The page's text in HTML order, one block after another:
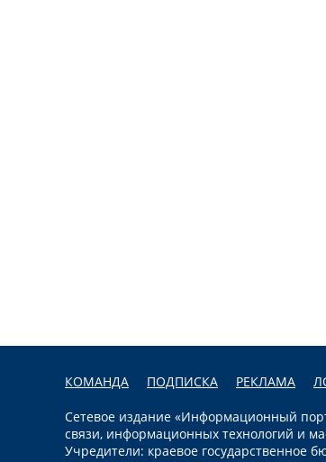
КОМАНДА ПОДПИСКА РЕКЛАМА
Сетевое издание «Информационный
связи, информационных технологий и
Учредители: краевое государственное